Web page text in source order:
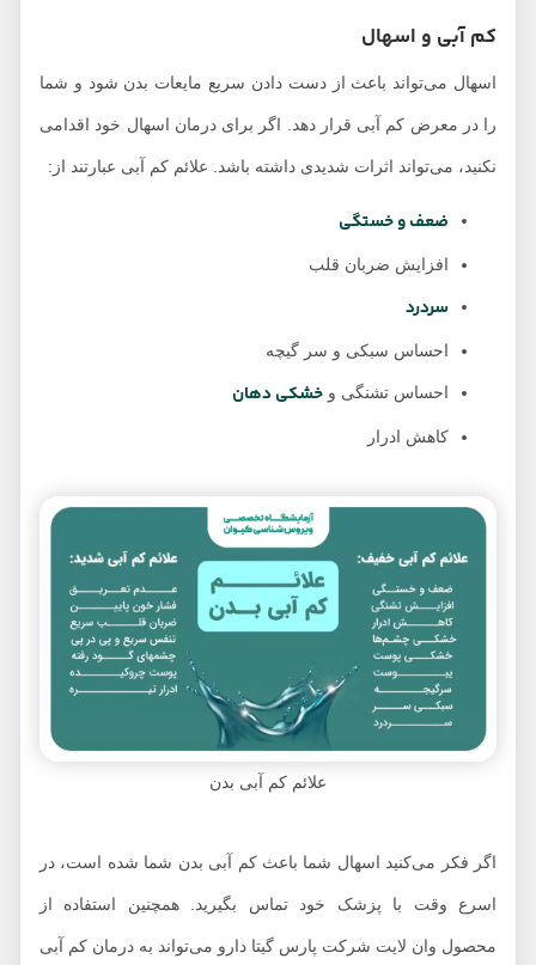
کم آبی و اسهال
اسهال می‌تواند باعث از دست دادن سریع مایعات بدن شود و شما
را در معرض کم آبی قرار دهد. اگر برای درمان اسهال خود اقدامی
نکنید، می‌تواند اثرات شدیدی داشته باشد. علائم کم آبی عبارتند از:
ضعف و خستگی
افزایش ضربان قلب
سردرد
احساس سبکی و سر گیچه
احساس تشنگی وخشکی دهان
کاهش ادرار
علائم کم آبی بدن
اگر فکر می‌کنید اسهال شما باعث کم آبی بدن شما شده است، در
اسرع وقت با پزشک خود تماس بگیرید. همچنین استفاده از
محصول وان لایت شرکت پارس گیتا دارو می‌تواند به درمان کم آبی